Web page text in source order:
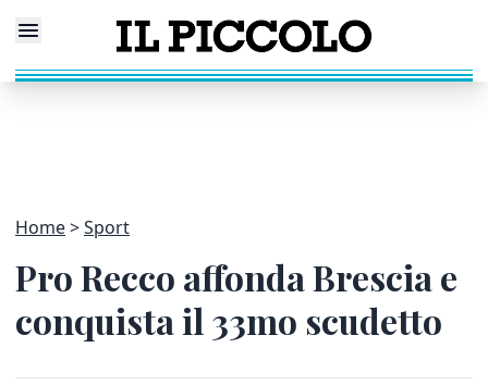
Home Sport
Pro Recco affonda Brescia e
conquista il 33mo scudetto